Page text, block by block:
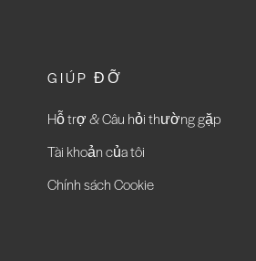
GIÚP ĐỠ
Hỗ trợ & Câu hỏi thường gặp
Tài khoản của tôi
Chính sách Cookie